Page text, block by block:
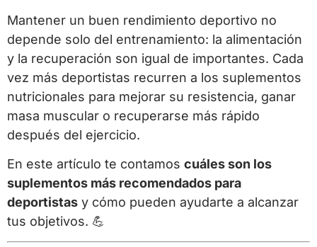
Mantener un buen rendimiento deportivo no
depende solo del entrenamiento: la alimentación
y la recuperación son igual de importantes. Cada
vez más deportistas recurren a los suplementos
nutricionales para mejorar su resistencia, ganar
masa muscular o recuperarse más rápido
después del ejercicio.
En este artículo te contamos cuáles son los
suplementos más recomendados para
deportistas y cómo pueden ayudarte a alcanzar
tus objetivos. 💪